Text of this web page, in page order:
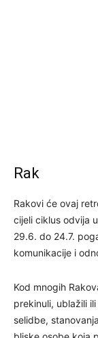
Rak
Rakovi će ovaj
cijeli ciklus odvija
29.6. do 24.7.
komunikacije i
Kod mnogih
prekinuli, ublažili
selidbe,